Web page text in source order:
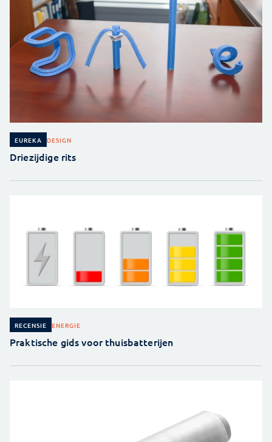
EUREKA DESIGN
Driezijdige rits
RECENSIE ENERGIE
Praktische gids voor thuisbatterijen